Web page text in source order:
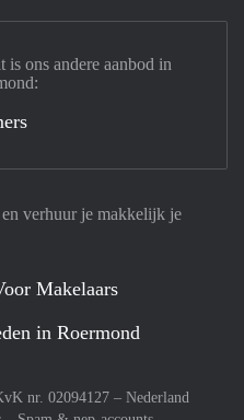
verhuur je makkelijk je
Makelaars
in Roermond
nr. 02094127 – Nederland
ons andere aanbod in